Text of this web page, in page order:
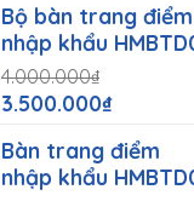
là:
490.000₫.
Bộ bàn trang điểm
nhập khẩu
4.000.000₫
Giá
là:
4.000.000₫.
3.500.000₫Giá
tại
là:
Bàn trang điểm
nhập khẩu